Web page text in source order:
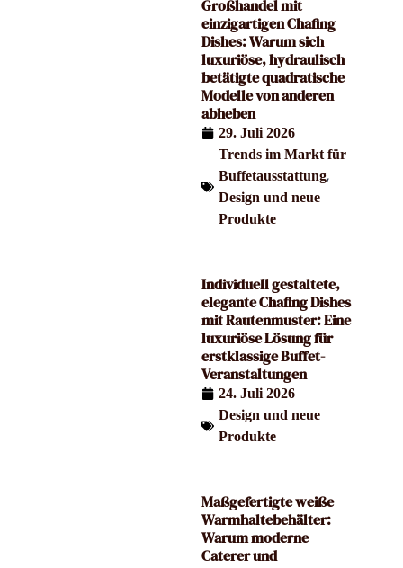
Großhandel mit
einzigartigen Chafing
Dishes: Warum sich
luxuriöse, hydraulisch
betätigte quadratische
Modelle von anderen
abheben
29. Juli 2026
Trends im Markt für
Buffetausstattung,
Design und neue
Produkte
Individuell gestaltete,
elegante Chafing Dishes
mit Rautenmuster: Eine
luxuriöse Lösung für
erstklassige Buffet-
Veranstaltungen
24. Juli 2026
Design und neue
Produkte
Maßgefertigte weiße
Warmhaltebehälter:
Warum moderne
Caterer und